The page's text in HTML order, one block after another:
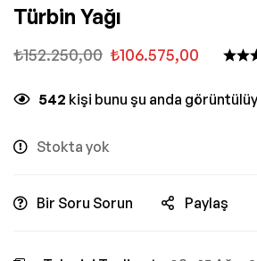
Türbin Yağı
₺152.250,00 ₺106.575,00
542 kişi bunu şu anda
Stokta yok
Bir Soru Sorun Paylaş